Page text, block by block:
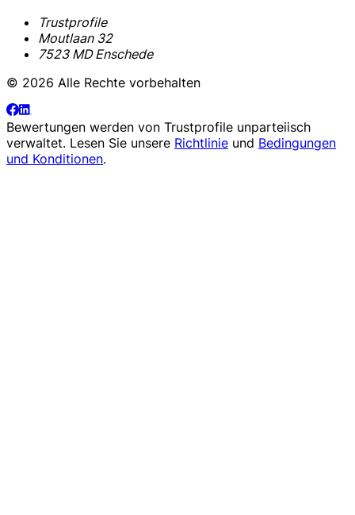
Trustprofile
Moutlaan 32
7523 MD Enschede
© 2026 Alle Rechte vorbehalten
Bewertungen werden von Trustprofile unparteiisch
verwaltet. Lesen Sie unsere Richtlinie und Bedingungen
und Konditionen.